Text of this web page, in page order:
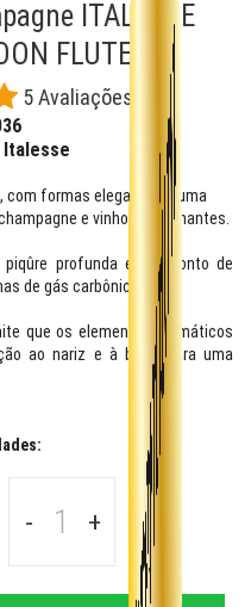
ITALESSE
FLUTE
5 Avaliações
Italesse
com formas elegantes e uma
e vinhos espumantes.
profunda e um ponto de
de gás carbônico.
que os elementos aromáticos
ao nariz e à boca para uma
- +